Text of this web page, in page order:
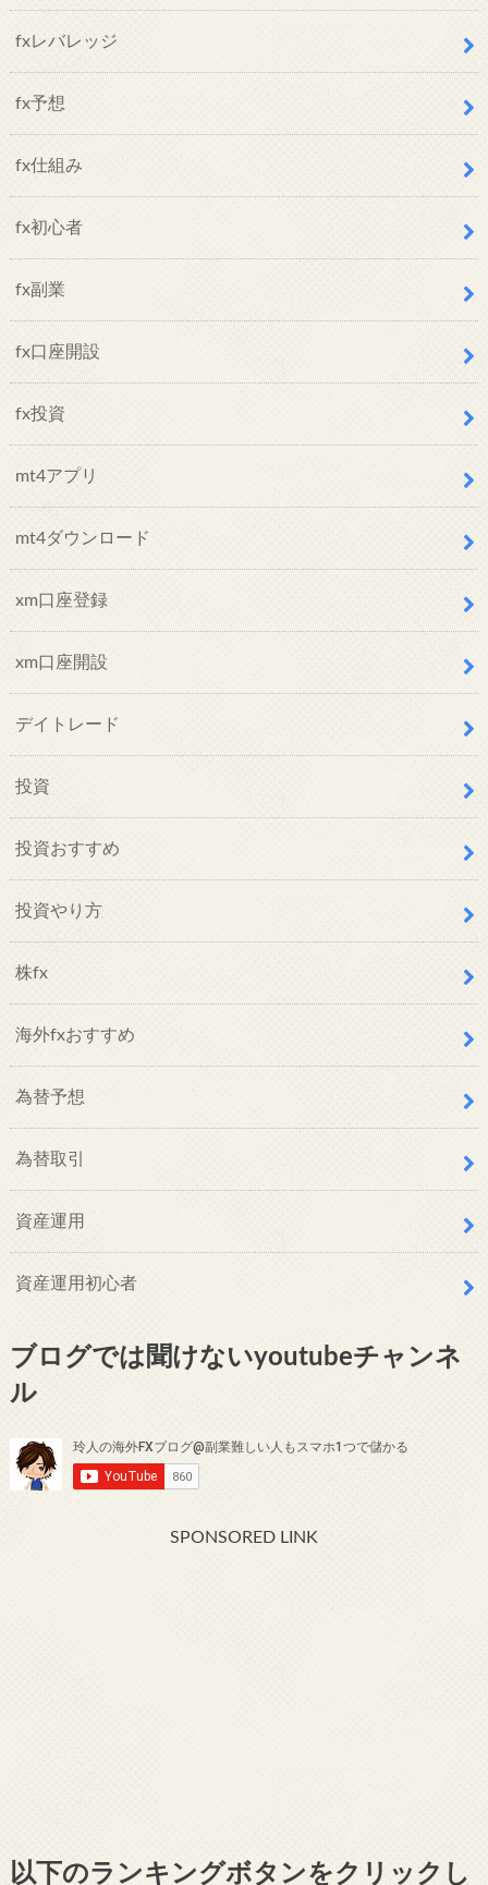
fxレバレッジ
fx予想
fx仕組み
fx初心者
fx副業
fx口座開設
fx投資
mt4アプリ
mt4ダウンロード
xm口座登録
xm口座開設
デイトレード
投資
投資おすすめ
投資やり方
株fx
海外fxおすすめ
為替予想
為替取引
資産運用
資産運用初心者
ブログでは聞けないyoutubeチャンネ
ル
SPONSORED LINK
以下のランキングボタンをクリックし